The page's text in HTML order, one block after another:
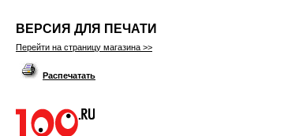
ВЕРСИЯ ДЛЯ ПЕЧАТИ
Перейти на страницу магазина >>
Распечатать